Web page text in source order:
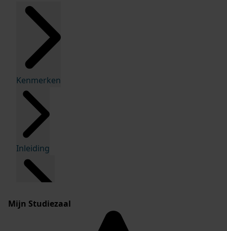
Kenmerken
Inleiding
Mijn Studiezaal